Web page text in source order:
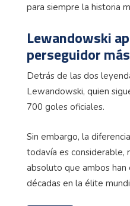
para siempre la historia
Lewandowski
perseguidor
Detrás de las dos
Lewandowski, quien
700 goles oficiales.
Sin embargo, la
todavía es considerable,
absoluto que ambos
décadas en la élite